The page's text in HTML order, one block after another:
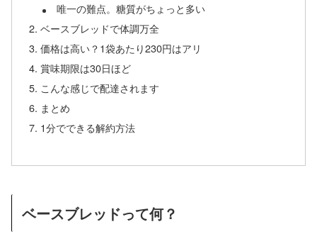
唯一の難点。糖質がちょっと多い
ベースブレッドで体調万全
価格は高い？1袋あたり230円はアリ
賞味期限は30日ほど
こんな感じで配達されます
まとめ
1分でできる解約方法
ベースブレッドって何？